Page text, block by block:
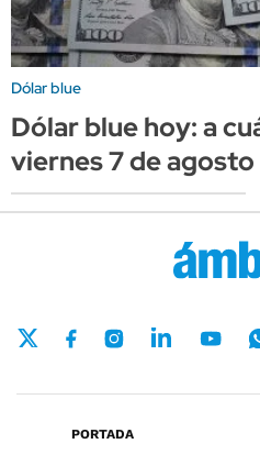
Dólar blue
Dólar blue hoy: a
viernes 7 de agosto
PORTADA